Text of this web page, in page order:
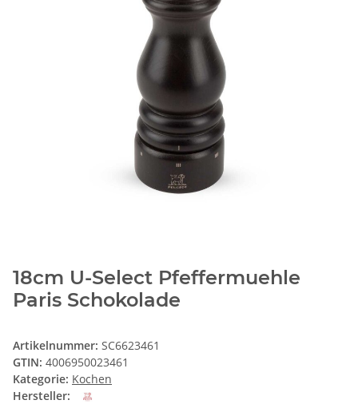
18cm U-Select Pfeffermuehle
Paris Schokolade
Artikelnummer: SC6623461
GTIN: 4006950023461
Kategorie: Kochen
Hersteller: